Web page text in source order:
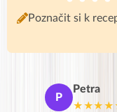
Poznačit si k
P
Petra